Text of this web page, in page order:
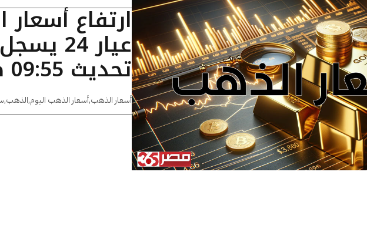
ارتفاع
تحديث 09:55 صباحا
أسعار الذهب,أسعار الذهب اليوم,الذهب,